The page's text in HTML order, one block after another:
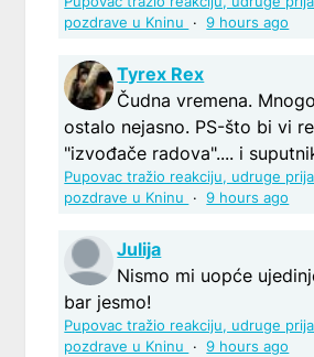
pozdrave u Kninu
·9 hours ago
Tyrex Rex
Čudna vremena.
ostalo nejasno. PS-što bi vi
"izvođače radova".... i
Pupovac tražio reakciju, udruge
pozdrave u Kninu
·9 hours ago
Julija
Nismo mi uopće
bar jesmo!
Pupovac tražio reakciju, udruge
pozdrave u Kninu
·9 hours ago